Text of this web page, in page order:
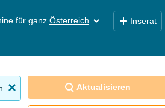
für ganz Österreich Inserat
Aktualisieren